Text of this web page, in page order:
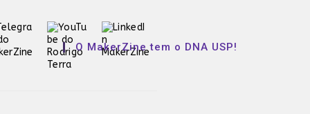
O MakerZine tem o DNA USP!